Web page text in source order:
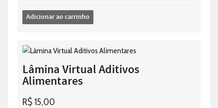
Adicionar ao carrinho
Lâmina Virtual Aditivos
Alimentares
R$15,00